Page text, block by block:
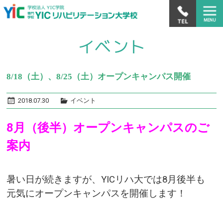
8/18（土）、8/25（土）オープンキャンパス開催
2018.07.30 イベント
8月（後半）オープンキャンパスのご
案内
暑い日が続きますが、YICリハ大では8月後半も
元気にオープンキャンパスを開催します！